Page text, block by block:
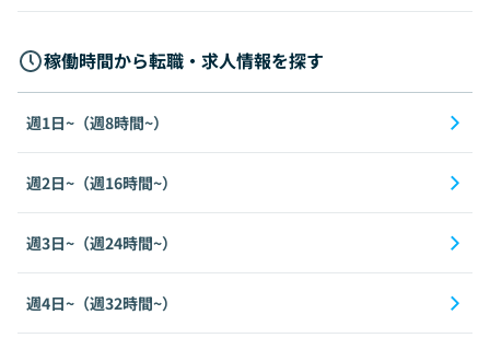
稼働時間から転職・求人情報を探す
週1日~（週8時間~）
週2日~（週16時間~）
週3日~（週24時間~）
週4日~（週32時間~）